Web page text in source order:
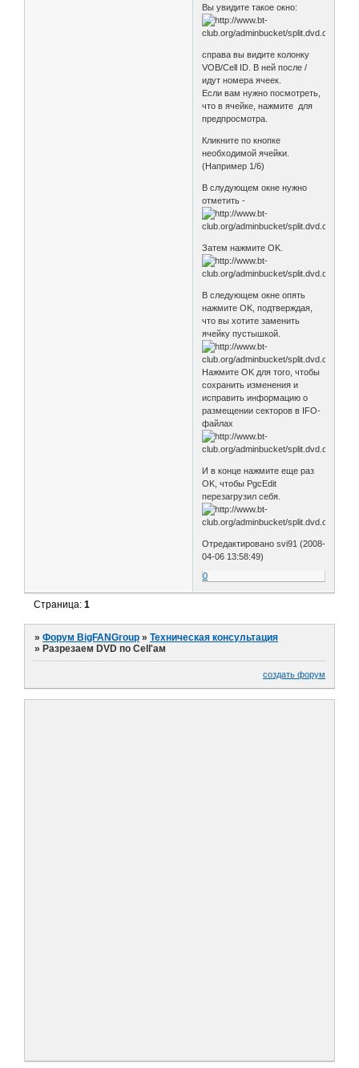
Вы увидите такое окно:
справа вы видите колонку
VOB/Cell ID. В ней после /
идут номера ячеек.
Если вам нужно посмотреть,
что в ячейке, нажмите для
предпросмотра.
Кликните по кнопке
необходимой ячейки.
(Например 1/6)
В слудующем окне нужно
отметить -
Затем нажмите OK.
В следующем окне опять
нажмите OK, подтверждая,
что вы хотите заменить
ячейку пустышкой.
Нажмите OK для того, чтобы
сохранить изменения и
исправить информацию о
размещении секторов в IFO-
файлах
И в конце нажмите еще раз
OK, чтобы PgcEdit
перезагрузил себя.
Отредактировано svi91 (2008-
04-06 13:58:49)
0
Страница:1
»Форум BigFANGroup »Техническая консультация
» Разрезаем DVD по Cell'ам
создать форум